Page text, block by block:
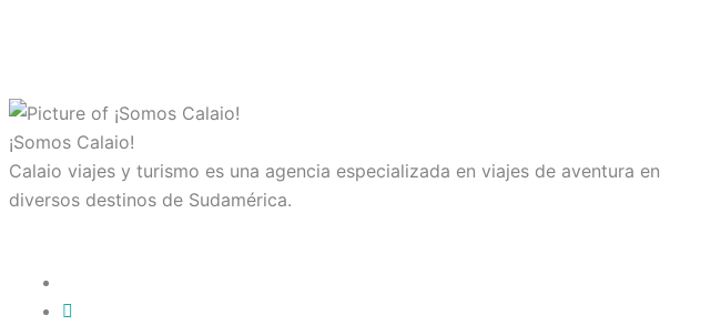
¡Somos Calaio!
Calaio viajes y turismo es una agencia especializada en viajes de aventura en
diversos destinos de Sudamérica.